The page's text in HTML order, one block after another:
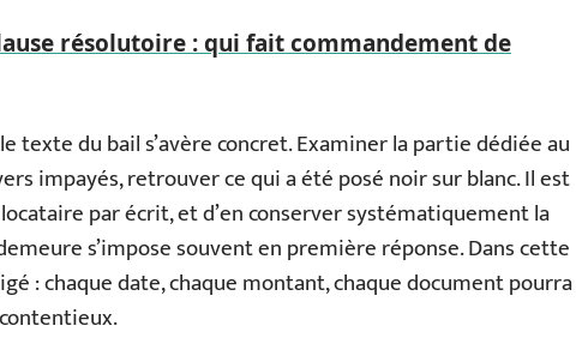
résolutoire : qui fait commandement de
texte du bail s’avère concret. Examiner la partie dédiée au
impayés, retrouver ce qui a été posé noir sur blanc. Il est
par écrit, et d’en conserver systématiquement la
s’impose souvent en première réponse. Dans cette
: chaque date, chaque montant, chaque document pourra